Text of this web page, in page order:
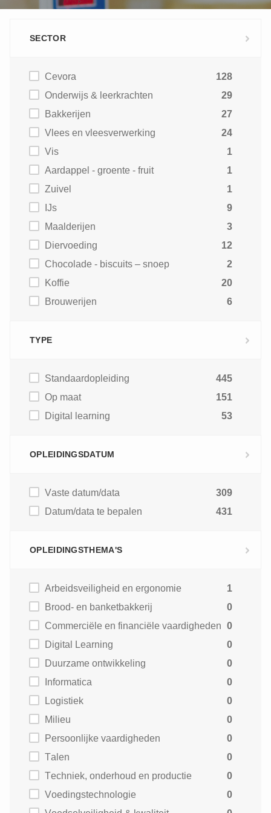
SECTOR
Cevora
128
Onderwijs & leerkrachten
29
Bakkerijen
27
Vlees en vleesverwerking
24
Vis
1
Aardappel - groente - fruit
1
Zuivel
1
IJs
9
Maalderijen
3
Diervoeding
12
Chocolade - biscuits – snoep
2
Koffie
20
Brouwerijen
6
TYPE
Standaardopleiding
445
Op maat
151
Digital learning
53
OPLEIDINGSDATUM
Vaste datum/data
309
Datum/data te bepalen
431
OPLEIDINGSTHEMA'S
Arbeidsveiligheid en ergonomie
1
Brood- en banketbakkerij
0
Commerciële en financiële vaardigheden 0
Digital Learning
0
Duurzame ontwikkeling
0
Informatica
0
Logistiek
0
Milieu
0
Persoonlijke vaardigheden
0
Talen
0
Techniek, onderhoud en productie
0
Voedingstechnologie
0